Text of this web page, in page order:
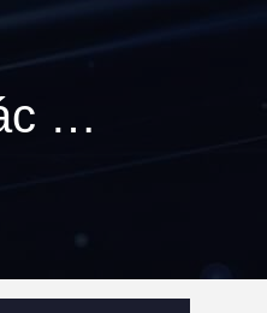
Từ khóa [ self service banking kiosk ] Cuộc thi đấu 120 các sản phẩm